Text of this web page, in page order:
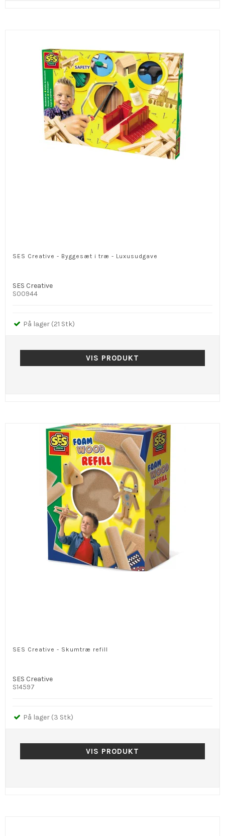
SES Creative - Byggesæt i træ - Luxusudgave
SES Creative
S00944
På lager (21 Stk)
VIS PRODUKT
SES Creative - Skumtræ refill
SES Creative
S14597
På lager (3 Stk)
VIS PRODUKT